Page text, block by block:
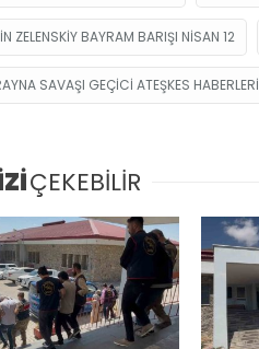
ZELENSKIY BAYRAM BARIŞI NISAN 12
SAVAŞI GEÇICI ATEŞKES HABERLERI
ÇEKEBİLİR